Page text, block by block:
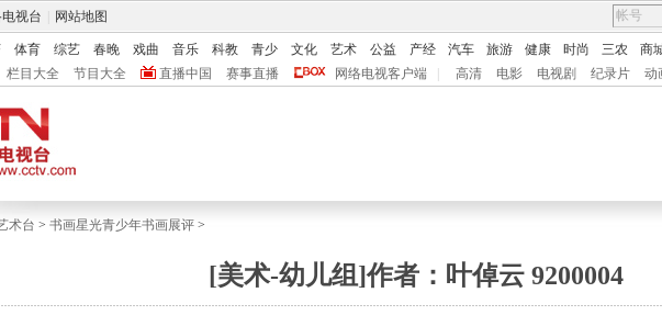
视台 网站地图
体育 综艺 春晚 戏曲 音乐 科教 青少 文化 艺术 公益 产经 汽车 旅游 健康 时尚 三农 商
栏目大全 节目大全 直播中国 赛事直播 网络电视客户端 高清 电影 电视剧 纪录片 动
术台 > 书画星光青少年书画展评 >
[美术-幼儿组]作者：叶倬云 9200004